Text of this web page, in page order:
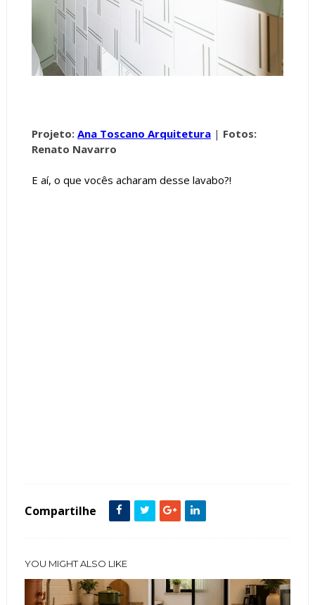
Projeto: Ana Toscano Arquitetura | Fotos:
Renato Navarro
E aí, o que vocês acharam desse lavabo?!
Compartilhe
YOU MIGHT ALSO LIKE